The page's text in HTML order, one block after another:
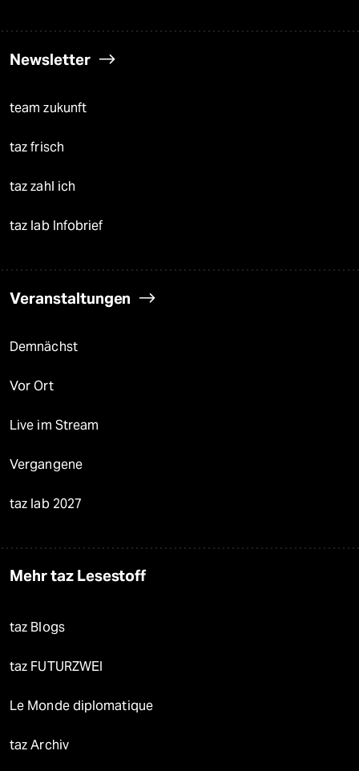
Newsletter
team zukunft
taz frisch
taz zahl ich
taz lab Infobrief
Veranstaltungen
Demnächst
Vor Ort
Live im Stream
Vergangene
taz lab 2027
Mehr taz Lesestoff
taz Blogs
taz FUTURZWEI
Le Monde diplomatique
taz Archiv